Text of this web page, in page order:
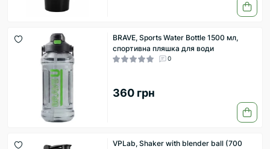
BRAVE, Sports Water Bottle 1500 мл,
спортивна пляшка для води
0
360 грн
VPLab, Shaker with blender ball (700